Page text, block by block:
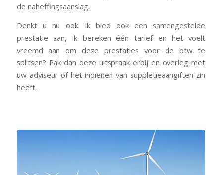
de naheffingsaanslag.
Denkt u nu ook: ik bied ook een samengestelde
prestatie aan, ik bereken één tarief en het voelt
vreemd aan om deze prestaties voor de btw te
splitsen? Pak dan deze uitspraak erbij en overleg met
uw adviseur of het indienen van suppletieaangiften zin
heeft.